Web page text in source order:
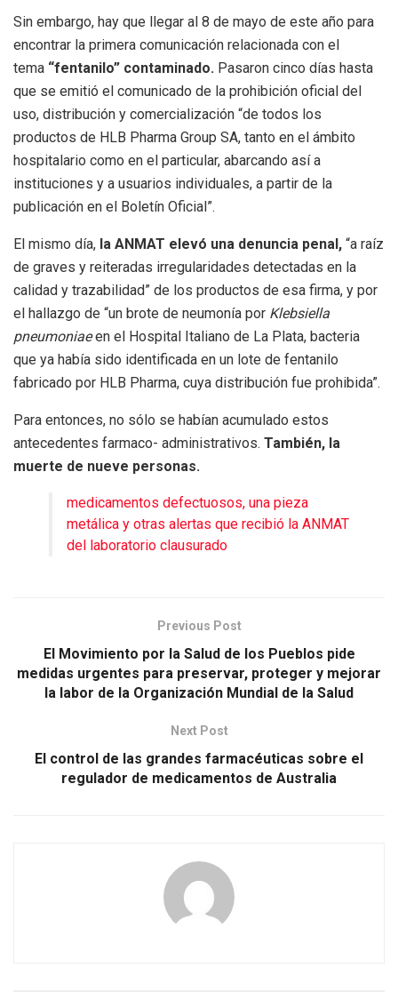
Sin embargo, hay que llegar al 8 de mayo de este año para
encontrar la primera comunicación relacionada con el
tema “fentanilo” contaminado. Pasaron cinco días hasta
que se emitió el comunicado de la prohibición oficial del
uso, distribución y comercialización “de todos los
productos de HLB Pharma Group SA, tanto en el ámbito
hospitalario como en el particular, abarcando así a
instituciones y a usuarios individuales, a partir de la
publicación en el Boletín Oficial”.
El mismo día, la ANMAT elevó una denuncia penal, “a raíz
de graves y reiteradas irregularidades detectadas en la
calidad y trazabilidad” de los productos de esa firma, y por
el hallazgo de “un brote de neumonía por Klebsiella
pneumoniaeen el Hospital Italiano de La Plata, bacteria
que ya había sido identificada en un lote de fentanilo
fabricado por HLB Pharma, cuya distribución fue prohibida”.
Para entonces, no sólo se habían acumulado estos
antecedentes farmaco- administrativos. También, la
muerte de nueve personas.
medicamentos defectuosos, una pieza
metálica y otras alertas que recibió la ANMAT
del laboratorio clausurado
Previous Post
El Movimiento por la Salud de los Pueblos pide
medidas urgentes para preservar, proteger y mejorar
la labor de la Organización Mundial de la Salud
Next Post
El control de las grandes farmacéuticas sobre el
regulador de medicamentos de Australia